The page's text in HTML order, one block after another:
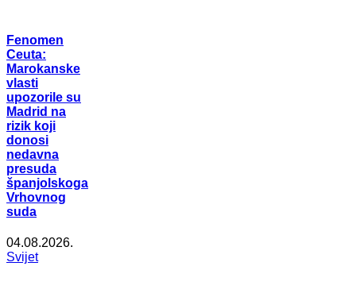
Fenomen
Ceuta:
Marokanske
vlasti
upozorile su
Madrid na
rizik koji
donosi
nedavna
presuda
španjolskoga
Vrhovnog
suda
04.08.2026.
Svijet